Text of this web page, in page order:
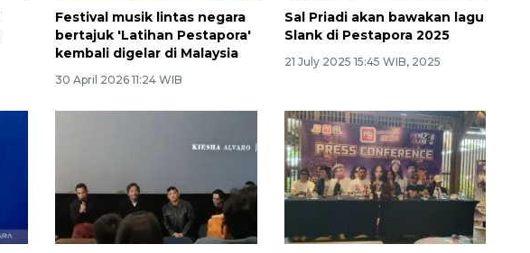
Festival musik lintas negara
bertajuk 'Latihan Pestapora'
kembali digelar di Malaysia
30 April 2026 11:24 WIB
Sal Priadi akan bawakan lagu
Slank di Pestapora 2025
21 July 2025 15:45 WIB, 2025